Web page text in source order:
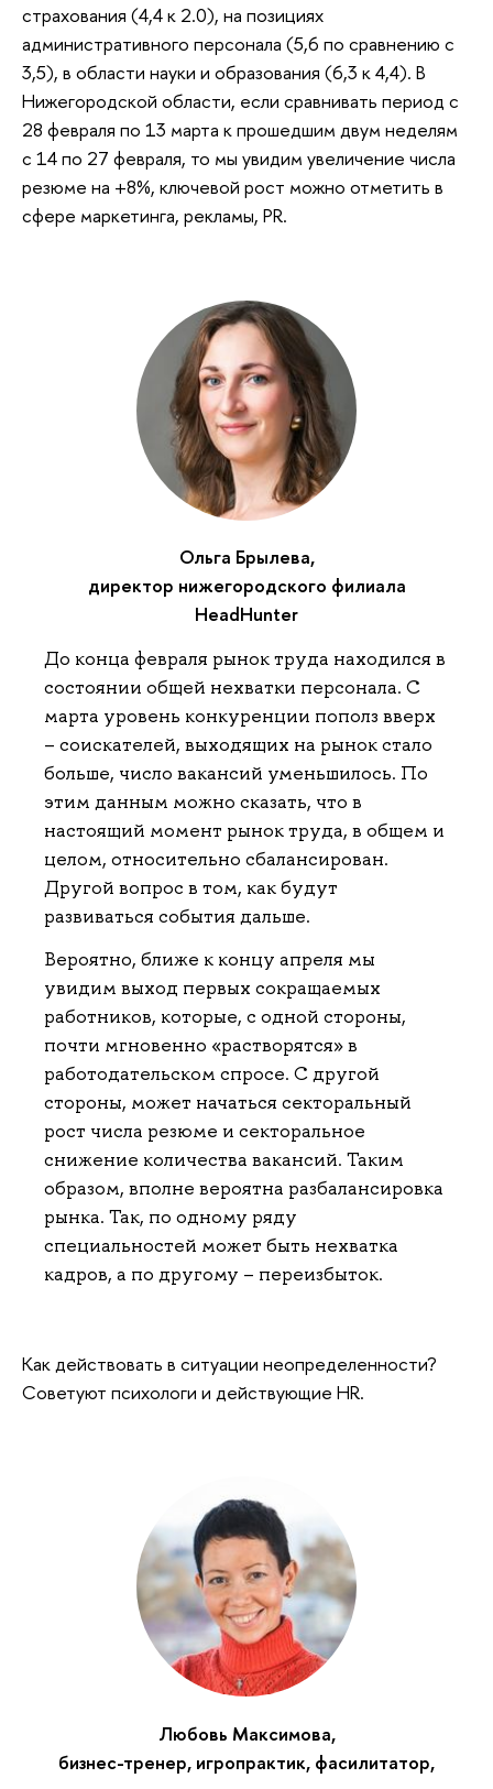
страхования (4,4 к 2.0), на позициях
административного персонала (5,6 по сравнению с
3,5), в области науки и образования (6,3 к 4,4). В
Нижегородской области, если сравнивать период с
28 февраля по 13 марта к прошедшим двум неделям
с 14 по 27 февраля, то мы увидим увеличение числа
резюме на +8%, ключевой рост можно отметить в
сфере маркетинга, рекламы, PR.
Ольга Брылева,
директор нижегородского филиала
HeadHunter
До конца февраля рынок труда находился в
состоянии общей нехватки персонала. С
марта уровень конкуренции пополз вверх
– соискателей, выходящих на рынок стало
больше, число вакансий уменьшилось. По
этим данным можно сказать, что в
настоящий момент рынок труда, в общем и
целом, относительно сбалансирован.
Другой вопрос в том, как будут
развиваться события дальше.
Вероятно, ближе к концу апреля мы
увидим выход первых сокращаемых
работников, которые, с одной стороны,
почти мгновенно «растворятся» в
работодательском спросе. С другой
стороны, может начаться секторальный
рост числа резюме и секторальное
снижение количества вакансий. Таким
образом, вполне вероятна разбалансировка
рынка. Так, по одному ряду
специальностей может быть нехватка
кадров, а по другому – переизбыток.
Как действовать в ситуации неопределенности?
Советуют психологи и действующие HR.
Любовь Максимова,
бизнес-тренер, игропрактик, фасилитатор,